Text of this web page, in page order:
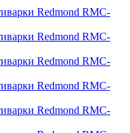
Redmond RMC-
Redmond RMC-
Redmond RMC-
Redmond RMC-
Redmond RMC-